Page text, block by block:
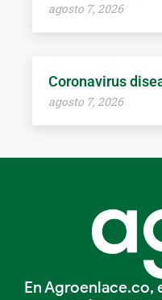
agosto 7, 2026
Coronavirus
agosto 7, 2026
En